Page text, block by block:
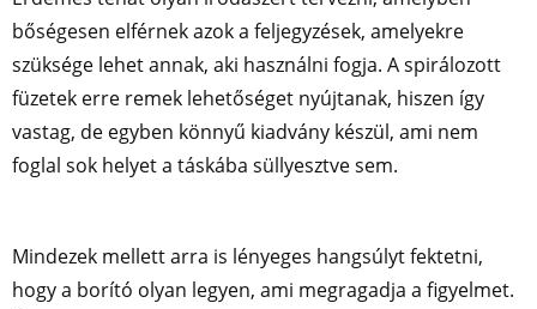
bőségesen elférnek azok a feljegyzések, amelyekre
szüksége lehet annak, aki használni fogja. A spirálozott
füzetek erre remek lehetőséget nyújtanak, hiszen így
vastag, de egyben könnyű kiadvány készül, ami nem
foglal sok helyet a táskába süllyesztve sem.
Mindezek mellett arra is lényeges hangsúlyt fektetni,
hogy a borító olyan legyen, ami megragadja a figyelmet.